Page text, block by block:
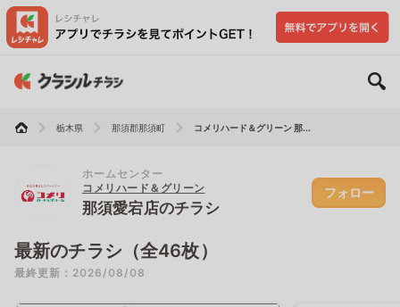
栃木県 那須郡那須町 コメリハード＆グリーン 那...
ホームセンター
コメリハード＆グリーン
那須愛宕店のチラシ
フォロー
最新のチラシ（全46枚）
最終更新：2026/08/08